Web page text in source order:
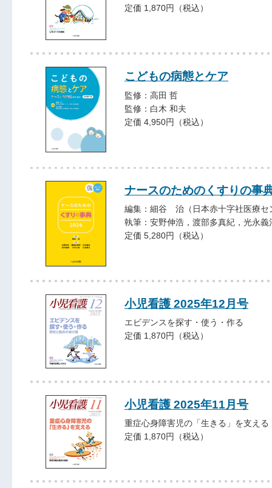
定価 1,870円（税込）
こどもの病態とケア
監修：高田 哲
監修：白木 和夫
定価 4,950円（税込）
ナースのためのくすりの事
編集：細谷 治（日本赤十字社医療セ
執筆：安野伸浩，渡部多真紀，光永
定価 5,280円（税込）
小児看護 2025年12月号
エビデンスを探す・使う・作る
定価 1,870円（税込）
小児看護 2025年11月号
重症心身障害児の「生きる」を支える
定価 1,870円（税込）